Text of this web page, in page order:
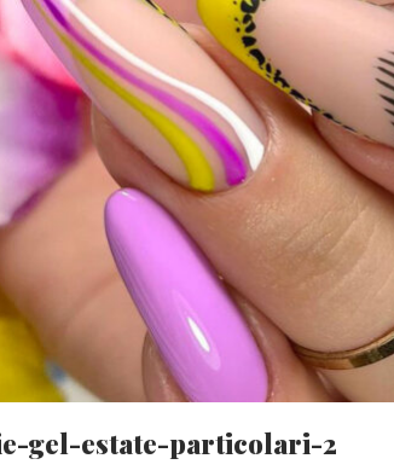
gel-estate-particolari-2